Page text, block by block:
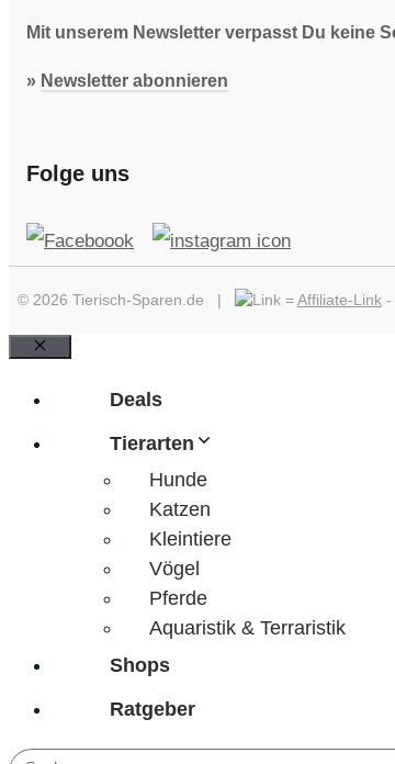
Mit unserem Newsletter verpasst Du keine
» Newsletter abonnieren
Folge uns
© 2026 Tierisch-Sparen.de | =Affiliate-Link -
Schließen
Deals
Tierarten
Hunde
Katzen
Kleintiere
Vögel
Pferde
Aquaristik & Terraristik
Shops
Ratgeber